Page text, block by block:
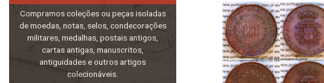
Compramos coleções ou peças isoladas
de moedas, notas, selos, condecorações
militares, medalhas, postais antigos,
cartas antigas, manuscritos,
antiguidades e outros artigos
colecionáveis.